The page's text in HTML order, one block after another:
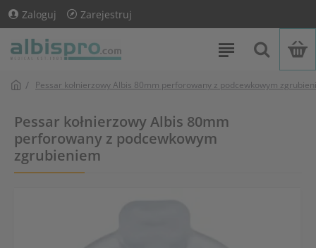
Zaloguj Zarejestruj
Pessar kołnierzowy Albis 80mm perforowany z podcewkowym
Pessar kołnierzowy Albis 80mm
perforowany z podcewkowym
zgrubieniem